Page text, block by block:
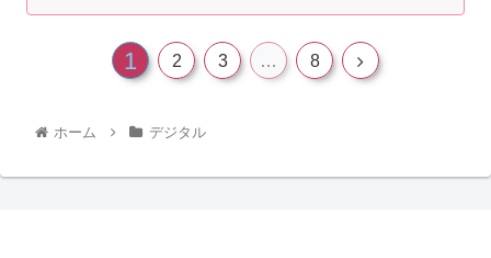
1 2 3 … 8
ホーム デジタル